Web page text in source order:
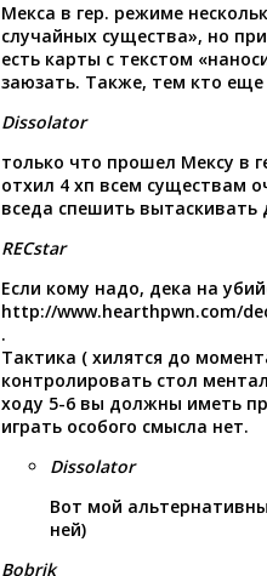
Мекса в гер. режиме
случайных существа», но
есть карты с текстом
заюзать. Также, тем кто
Dissolator
только что прошел Мексу в
отхил 4 хп всем существам
вседа спешить вытаскивать
RECstar
Если кому надо, дека на
http://www.hearthpwn.com/
.
Тактика ( хилятся до
контролировать стол
ходу 5-6 вы должны иметь
играть особого смысла нет.
Dissolator
Вот мой
ней)
Bobrik